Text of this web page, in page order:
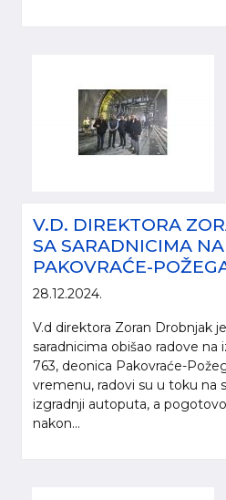
V.D. DIREKTORA
SA SARADNICIMA
PAKOVRAĆE-
28.12.2024.
V.d direktora Zoran Drobnjak
saradnicima obišao radove na
763, deonica Pakovraće-
vremenu, radovi su u toku na
izgradnji autoputa, a
nakon...